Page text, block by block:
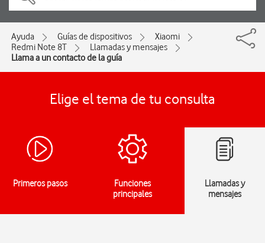
Ayuda Guías de dispositivos
Xiaomi
Redmi Note 8T
Llamadas y mensajes
Llama a un contacto de la guía
Elige el tema de tu consulta
Primeros pasos
Funciones
principales
Llamadas y
mensajes